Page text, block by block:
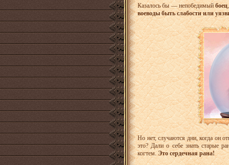
Казалось бы — непобедимыйбоец
воеводы быть слабости или
Но нет, случаются дни, когда он
это? Дали о себе знать старые
когтем.Это сердечная рана!